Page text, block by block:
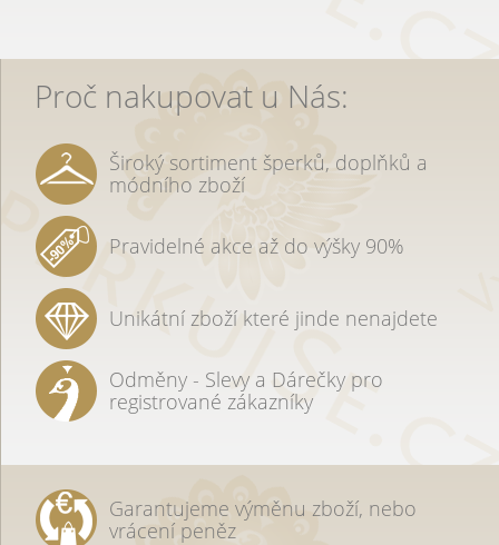
Proč nakupovat u Nás:
Široký sortiment šperků, doplňků a
módního zboží
Pravidelné akce až do výšky 90%
Unikátní zboží které jinde nenajdete
Odměny - Slevy a Dárečky pro
registrované zákazníky
Garantujeme výměnu zboží, nebo
vrácení peněz